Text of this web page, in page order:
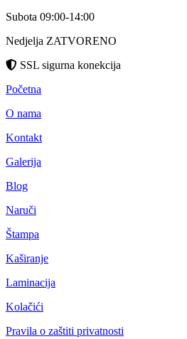
Subota 09:00-14:00
Nedjelja ZATVORENO
SSL sigurna konekcija
Početna
O nama
Kontakt
Galerija
Blog
Naruči
Štampa
Kaširanje
Laminacija
Kolačići
Pravila o zaštiti privatnosti